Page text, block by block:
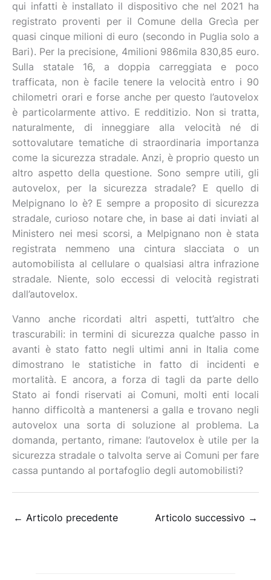
qui infatti è installato il dispositivo che nel 2021 ha
registrato proventi per il Comune della Grecìa per
quasi cinque milioni di euro (secondo in Puglia solo a
Bari). Per la precisione, 4milioni 986mila 830,85 euro.
Sulla statale 16, a doppia carreggiata e poco
trafficata, non è facile tenere la velocità entro i 90
chilometri orari e forse anche per questo l’autovelox
è particolarmente attivo. E redditizio. Non si tratta,
naturalmente, di inneggiare alla velocità né di
sottovalutare tematiche di straordinaria importanza
come la sicurezza stradale. Anzi, è proprio questo un
altro aspetto della questione. Sono sempre utili, gli
autovelox, per la sicurezza stradale? E quello di
Melpignano lo è? E sempre a proposito di sicurezza
stradale, curioso notare che, in base ai dati inviati al
Ministero nei mesi scorsi, a Melpignano non è stata
registrata nemmeno una cintura slacciata o un
automobilista al cellulare o qualsiasi altra infrazione
stradale. Niente, solo eccessi di velocità registrati
dall’autovelox.
Vanno anche ricordati altri aspetti, tutt’altro che
trascurabili: in termini di sicurezza qualche passo in
avanti è stato fatto negli ultimi anni in Italia come
dimostrano le statistiche in fatto di incidenti e
mortalità. E ancora, a forza di tagli da parte dello
Stato ai fondi riservati ai Comuni, molti enti locali
hanno difficoltà a mantenersi a galla e trovano negli
autovelox una sorta di soluzione al problema. La
domanda, pertanto, rimane: l’autovelox è utile per la
sicurezza stradale o talvolta serve ai Comuni per fare
cassa puntando al portafoglio degli automobilisti?
← Articolo precedente Articolo successivo →